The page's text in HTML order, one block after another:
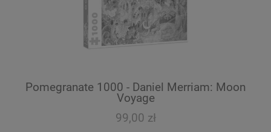
Pomegranate 1000 - Daniel Merriam: Moon
Voyage
99,00 zł